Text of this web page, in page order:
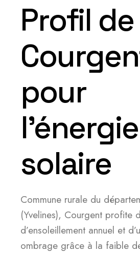
Profil de
pour
l’énergie
solaire
Commune rurale du
(Yvelines), Courgent profite
d’ensoleillement annuel et
ombrage grâce à la faible